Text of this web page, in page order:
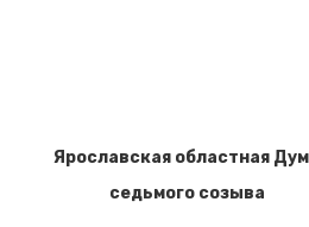
Ярославская областная
седьмого созыва